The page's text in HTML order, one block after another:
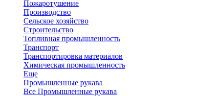
Пожаротушение
Производство
Сельское хозяйство
Строительство
Топливная промышленность
Транспорт
Транспортировка материалов
Химическая промышленность
Еще
Промышленные рукава
Все Промышленные рукава